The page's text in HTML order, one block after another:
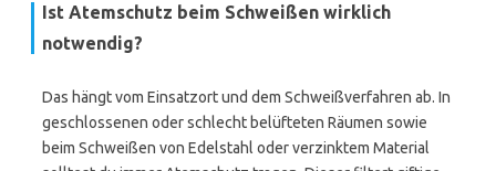
Ist Atemschutz beim Schweißen wirklich
notwendig?
Das hängt vom Einsatzort und dem Schweißverfahren ab. In
geschlossenen oder schlecht belüfteten Räumen sowie
beim Schweißen von Edelstahl oder verzinktem Material